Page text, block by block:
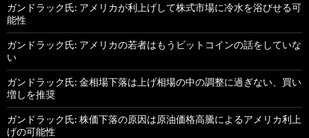
ガンドラック氏: アメリカが利上げして株式市場に冷水を浴びせる可
能性
ガンドラック氏: アメリカの若者はもうビットコインの話をしていな
い
ガンドラック氏: 金相場下落は上げ相場の中の調整に過ぎない、買い
増しを推奨
ガンドラック氏: 株価下落の原因は原油価格高騰によるアメリカ利上
げの可能性